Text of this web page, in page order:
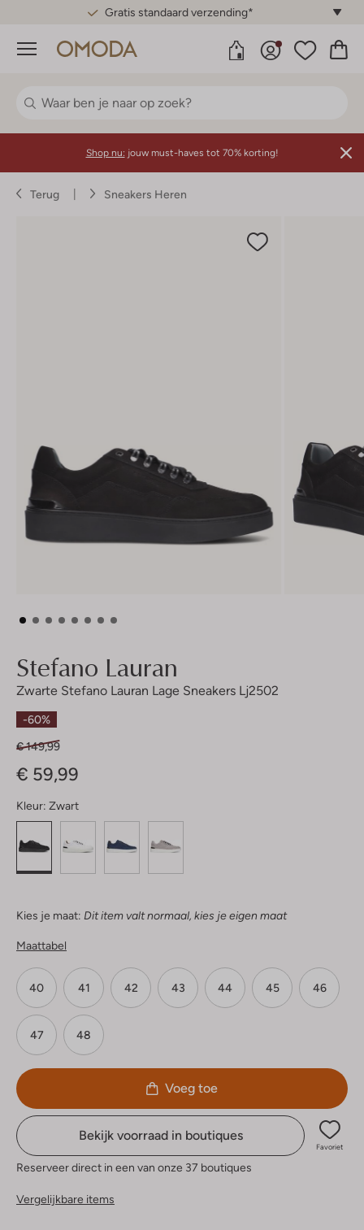
Gratis standaard verzending*
Menu
Shop nu: jouw must-haves tot 70% korting!
Terug Sneakers Heren
Stefano Lauran
Zwarte Stefano Lauran Lage Sneakers Lj2502
-60%
€ 149,99
€ 59,99
Kleur: Zwart
Kies je maat: Dit item valt normaal, kies je eigen maat
Maattabel
40 41 42 43 44 45 46
47 48
Voeg toe
Bekijk voorraad in boutiques
Favoriet
Reserveer direct in een van onze 37 boutiques
Vergelijkbare items